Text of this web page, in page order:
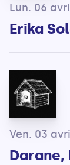
Lun. 06
Erika
Ven. 03
Darane,